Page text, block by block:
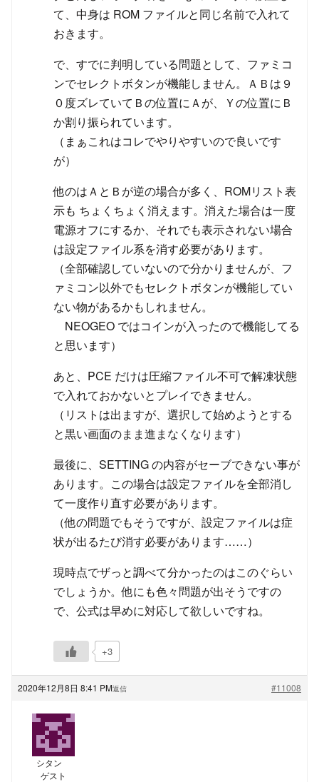
て、中身は ROM ファイルと同じ名前で入れて
おきます。
で、すでに判明している問題として、ファミコ
ンでセレクトボタンが機能しません。ＡＢは９
０度ズレていてＢの位置にＡが、Ｙの位置にＢ
か割り振られています。
（まぁこれはコレでやりやすいので良いです
が）
他のはＡとＢが逆の場合が多く、ROMリスト表
示も ちょくちょく消えます。消えた場合は一度
電源オフにするか、それでも表示されない場合
は設定ファイル系を消す必要があります。
（全部確認していないので分かりませんが、フ
ァミコン以外でもセレクトボタンが機能してい
ない物があるかもしれません。
NEOGEO ではコインが入ったので機能してる
と思います）
あと、PCE だけは圧縮ファイル不可で解凍状態
で入れておかないとプレイできません。
（リストは出ますが、選択して始めようとする
と黒い画面のまま進まなくなります）
最後に、SETTING の内容がセーブできない事が
あります。この場合は設定ファイルを全部消し
て一度作り直す必要があります。
（他の問題でもそうですが、設定ファイルは症
状が出るたび消す必要があります……）
現時点でザっと調べて分かったのはこのぐらい
でしょうか。他にも色々問題が出そうですの
で、公式は早めに対応して欲しいですね。
+3
2020年12月8日 8:41 PM #11008
返信
シタン
ゲスト